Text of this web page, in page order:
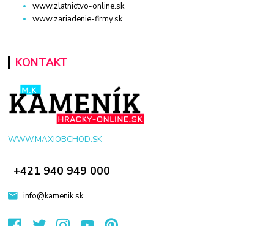
www.zlatnictvo-online.sk
www.zariadenie-firmy.sk
KONTAKT
WWW.MAXIOBCHOD.SK
+421 940 949 000
info@kamenik.sk